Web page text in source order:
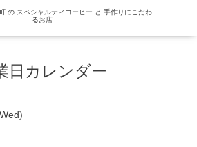
の スペシャルティコーヒー と 手作りにこだわ
るお店
日カレンダー